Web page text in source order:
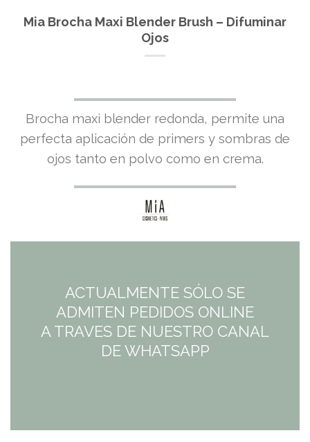
Mia Brocha Maxi Blender Brush – Difuminar
Ojos
El
precio
original
era:
11,95€.
El
precio
actual
es:
11,95€.
Brocha maxi blender redonda, permite una
perfecta aplicación de primers y sombras de
ojos tanto en polvo como en crema.
ACTUALMENTE SÓLO SE
ADMITEN PEDIDOS ONLINE
A TRAVES DE NUESTRO CANAL
DE WHATSAPP